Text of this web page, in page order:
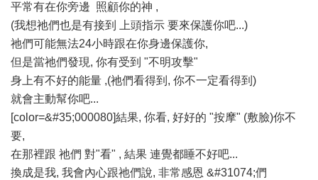
平常有在你旁邊 照顧你的神 ,
(我想祂們也是有接到 上頭指示 要來保護你吧...)
祂們可能無法24小時跟在你身邊保護你,
但是當祂們發現, 你有受到 "不明攻擊"
身上有不好的能量 ,(祂們看得到, 你不一定看得到)
就會主動幫你吧...
[color=&#35;000080]結果, 你看, 好好的 "按摩" (敷臉)你不
要,
在那裡跟 祂們 對"看" , 結果 連覺都睡不好吧...
換成是我, 我會內心跟祂們說, 非常感恩 &#31074;們